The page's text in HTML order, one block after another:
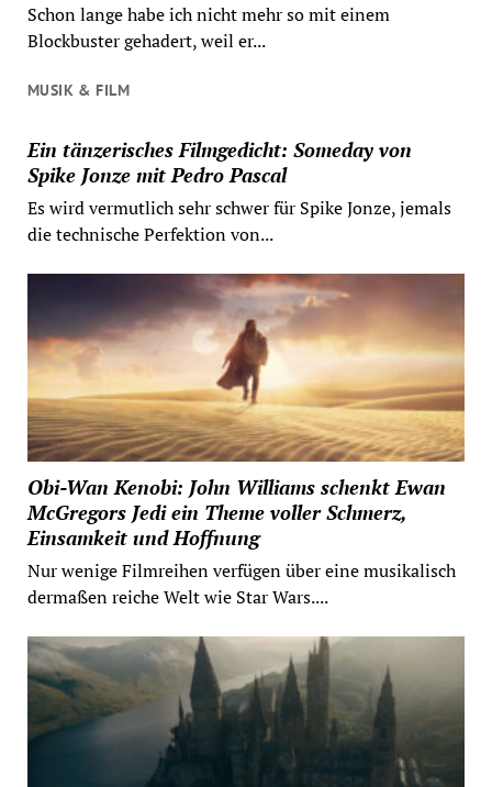
Schon lange habe ich nicht mehr so mit einem
Blockbuster gehadert, weil er...
MUSIK & FILM
Ein tänzerisches Filmgedicht: Someday von
Spike Jonze mit Pedro Pascal
Es wird vermutlich sehr schwer für Spike Jonze, jemals
die technische Perfektion von...
Obi-Wan Kenobi: John Williams schenkt Ewan
McGregors Jedi ein Theme voller Schmerz,
Einsamkeit und Hoffnung
Nur wenige Filmreihen verfügen über eine musikalisch
dermaßen reiche Welt wie Star Wars....